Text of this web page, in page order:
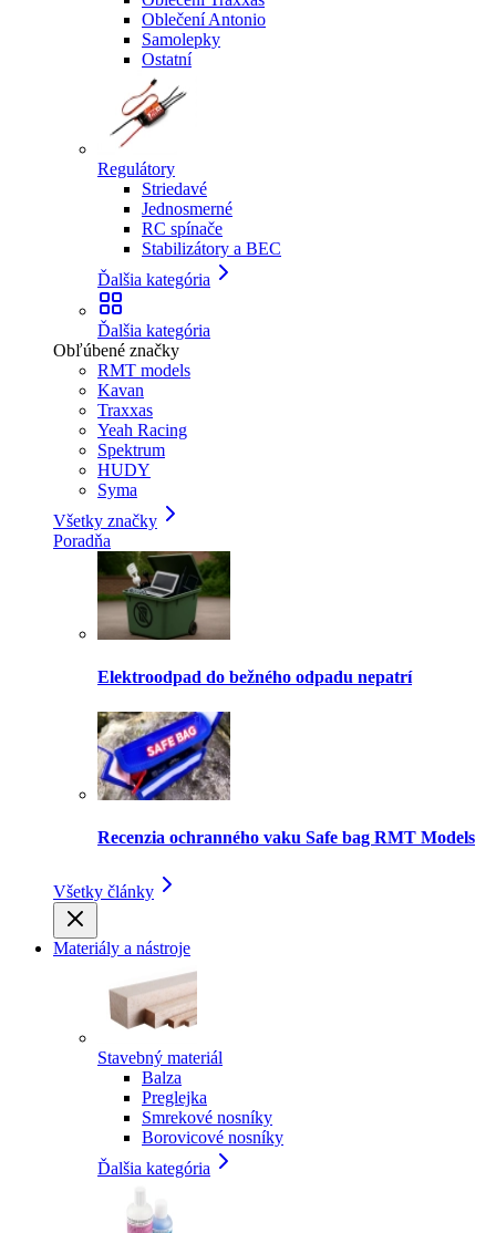
Oblečení Antonio
Samolepky
Ostatní
Regulátory
Striedavé
Jednosmerné
RC spínače
Stabilizátory a BEC
Ďalšia kategória
Ďalšia kategória
Obľúbené značky
RMT models
Kavan
Traxxas
Yeah Racing
Spektrum
HUDY
Syma
Všetky značky
Poradňa
Elektroodpad do bežného odpadu nepatrí
Recenzia ochranného vaku Safe bag RMT Models
Všetky články
Materiály a nástroje
Stavebný materiál
Balza
Preglejka
Smrekové nosníky
Borovicové nosníky
Ďalšia kategória